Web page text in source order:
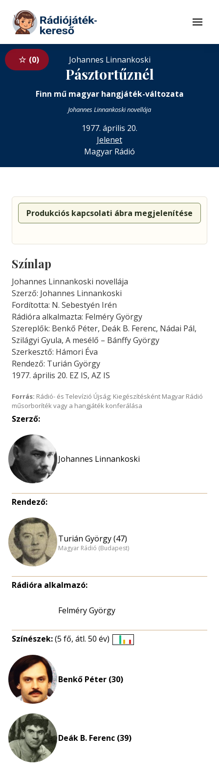
Tovább a tartalomhoz
Menü
0 Johannes Linnankoski
Pásztortűznél
Finn mű magyar hangjáték-változata
Johannes Linnankoski novellája
1977. április 20.
Jelenet
Magyar Rádió
Produkciós kapcsolati ábra megjelenítése
Színlap
Johannes Linnankoski novellája
Szerző: Johannes Linnankoski
Fordította: N. Sebestyén Irén
Rádióra alkalmazta: Felméry György
Szereplők: Benkő Péter, Deák B. Ferenc, Nádai Pál,
Szilágyi Gyula, A mesélő – Bánffy György
Szerkesztő: Hámori Éva
Rendező: Turián György
1977. április 20. EZ IS, AZ IS
Forrás: Rádió- és Televízió Újság; Kiegészítésként Magyar Rádió
műsorboríték vagy a hangjáték konferálása
Szerző:
Johannes Linnankoski
Rendező:
Turián György (47)
Magyar Rádió (Budapest)
Rádióra alkalmazó:
Felméry György
Színészek:(5 fő, átl. 50 év)
Benkő Péter (30)
Deák B. Ferenc (39)